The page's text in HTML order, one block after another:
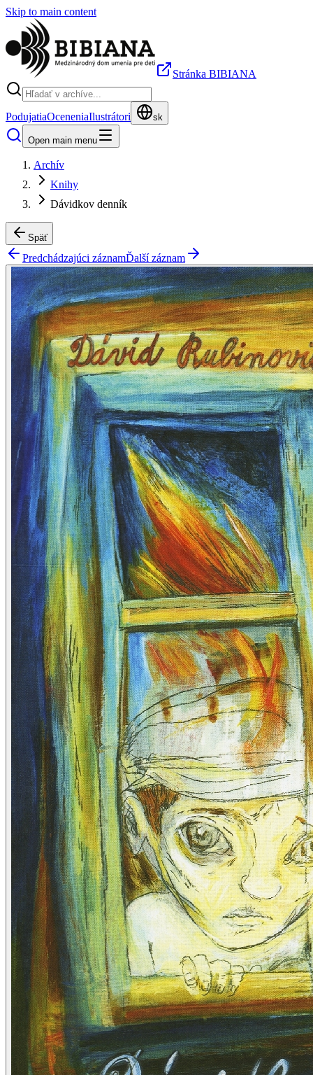
Skip to main content
Stránka BIBIANA
PodujatiaOceneniaIlustrátori sk
Open main menu
Archív
Knihy
Dávidkov denník
Späť
Predchádzajúci záznamĎalší záznam